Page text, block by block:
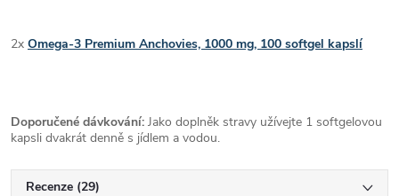
2x Omega-3 Premium Anchovies, 1000 mg, 100 softgel kapslí
Doporučené dávkování: Jako doplněk stravy užívejte 1 softgelovou
kapsli dvakrát denně s jídlem a vodou.
Recenze (29)